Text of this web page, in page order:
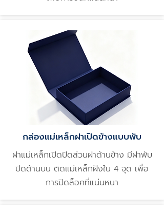
กล่องแม่เหล็กฝาเปิดข้างแบบพับ
ฝาแม่เหล็กเปิดปิดส่วนฝาด้านข้าง มีฝาพับ
ปิดด้านบน ติดแม่เหล็กฝังใน 4 จุด เพื่อ
การปิดล็อคที่แน่นหนา